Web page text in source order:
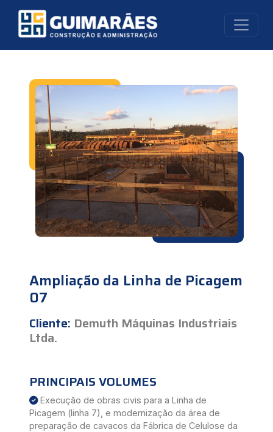
Ampliação da Linha de Picagem
07
Cliente: Demuth Máquinas Industriais
Ltda.
PRINCIPAIS VOLUMES
Execução de obras civis para a Linha de
Picagem (linha 7), e modernização da área de
preparação de cavacos da Fábrica de Celulose da